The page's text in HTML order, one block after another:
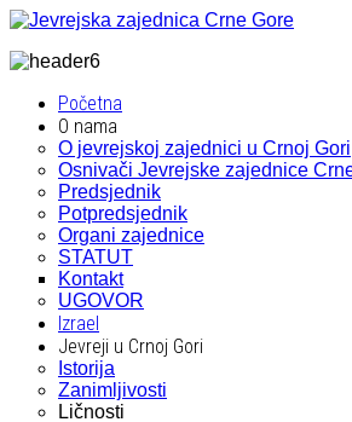
Početna
O nama
O jevrejskoj zajednici u Crnoj Gori
Osnivači Jevrejske zajednice
Predsjednik
Potpredsjednik
Organi zajednice
STATUT
Kontakt
UGOVOR
Izrael
Jevreji u Crnoj Gori
Istorija
Zanimljivosti
Ličnosti